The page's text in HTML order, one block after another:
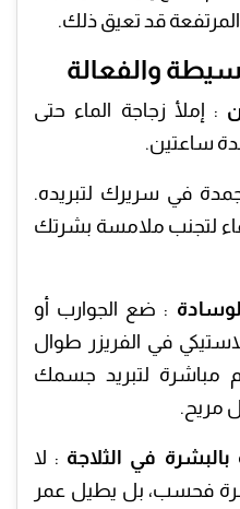
المرتفعة قد تعيق ذلك.
والفعالة
: إملأ زجاجة الماء حتى
ساعتين.
في سريرك لتبريده.
لتجنب ملامسة بشرتك
: ضع الجوارب أو
في الفريزر طوال
مباشرة لتبريد جسمك
مريح.
في الثلاجة : لا
فحسب، بل يطيل عمر